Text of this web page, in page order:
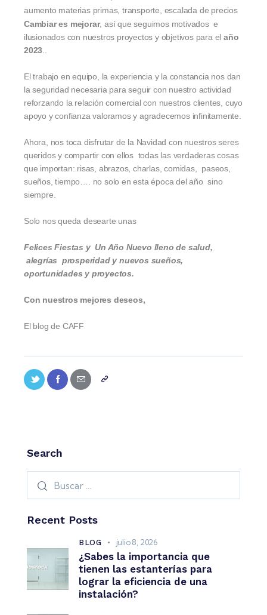
aumento materias primas, transporte, escalada de precios
Cambiar es mejorar, así que seguimos motivados e
ilusionados con nuestros proyectos y objetivos para el año
2023
El trabajo en equipo, la experiencia y la constancia nos dan
la seguridad necesaria para seguir con nuestro actividad
reforzando la relación comercial con nuestros clientes, cuyo
apoyo y confianza valoramos y agradecemos infinitamente.
Ahora, nos toca disfrutar de la Navidad con nuestros seres
queridos y compartir con ellos todas las verdaderas cosas
que importan: risas, abrazos, charlas, comidas, paseos,
sueños, tiempo…. no solo en esta época del año sino
siempre.
Solo nos queda desearte unas
Felices Fiestas y Un Año Nuevo lleno de salud,
alegrías prosperidad y nuevos sueños,
oportunidades y proyectos.
Con nuestros mejores deseos,
El blog de CAFF
Search
Recent Posts
BLOG julio 8, 2026
¿Sabes la importancia que
tienen las estanterías para
lograr la eficiencia de una
instalación?